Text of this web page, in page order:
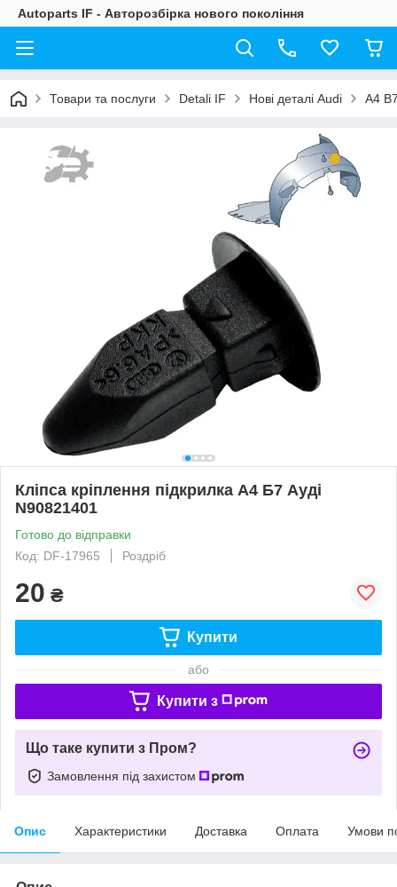
Autoparts IF - Авторозбірка нового покоління
Товари та послуги Detali IF Нові деталі Audi A4
Кліпса кріплення підкрилка А4 Б7 Ауді
N90821401
Готово до відправки
Код: DF-17965
Роздріб
20 ₴
Купити
або
Купити з
Що таке купити з Пром?
Замовлення під захистом
Опис Характеристики Доставка Оплата Умови